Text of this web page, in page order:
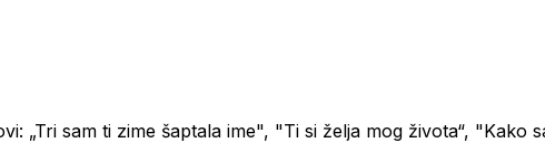
„Tri sam ti zime šaptala ime", "Ti si želja mog života“,